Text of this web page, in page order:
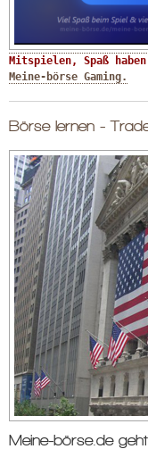
Meine-börse Gaming.
Börse lernen -
Meine-börse.de